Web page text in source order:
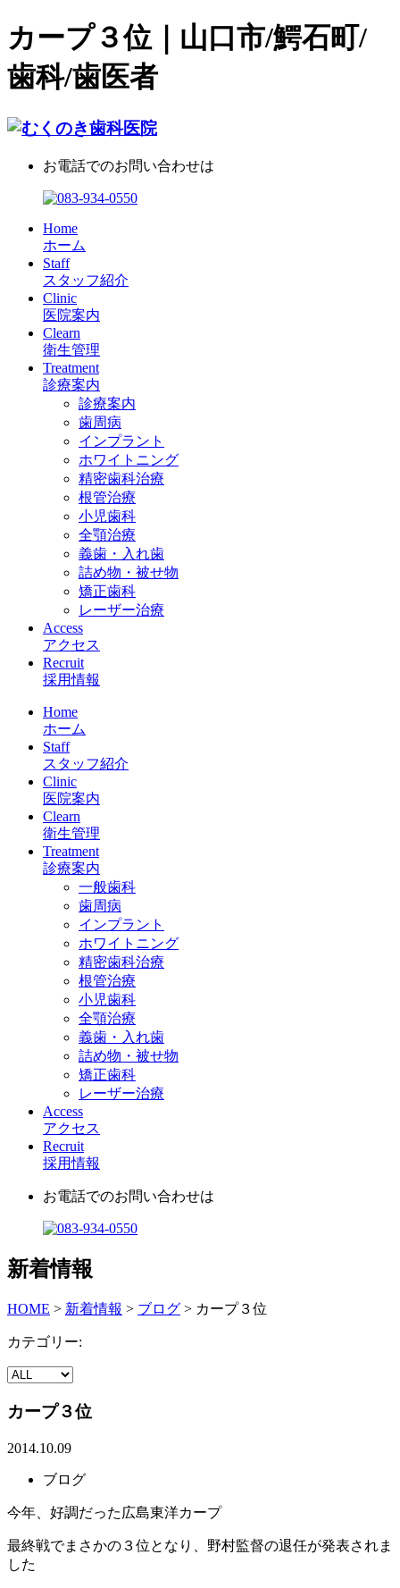
カープ３位｜山口市/鰐石町/
歯科/歯医者
お電話でのお問い合わせは
Home
ホーム
Staff
スタッフ紹介
Clinic
医院案内
Clearn
衛生管理
Treatment
診療案内
診療案内
歯周病
インプラント
ホワイトニング
精密歯科治療
根管治療
小児歯科
全顎治療
義歯・入れ歯
詰め物・被せ物
矯正歯科
レーザー治療
Access
アクセス
Recruit
採用情報
Home
ホーム
Staff
スタッフ紹介
Clinic
医院案内
Clearn
衛生管理
Treatment
診療案内
一般歯科
歯周病
インプラント
ホワイトニング
精密歯科治療
根管治療
小児歯科
全顎治療
義歯・入れ歯
詰め物・被せ物
矯正歯科
レーザー治療
Access
アクセス
Recruit
採用情報
お電話でのお問い合わせは
新着情報
HOME > 新着情報 > ブログ > カープ３位
カテゴリー:
カープ３位
2014.10.09
ブログ
今年、好調だった広島東洋カープ
最終戦でまさかの３位となり、野村監督の退任が発表されま
した